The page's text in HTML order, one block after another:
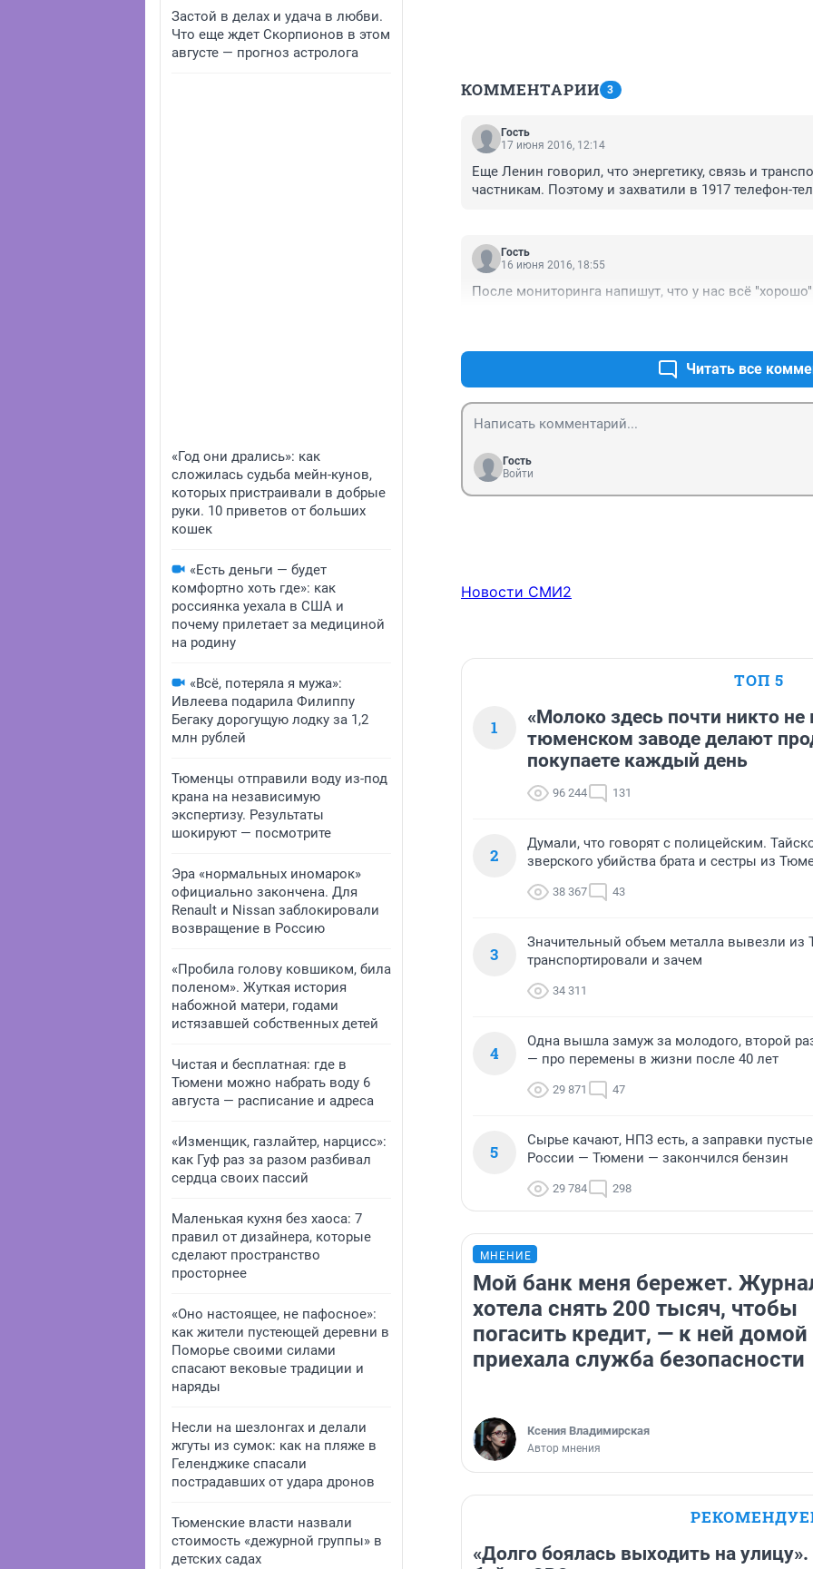
Застой в делах и удача в любви.
Что еще ждет Скорпионов в этом
августе — прогноз астролога
«Год они дрались»: как
сложилась судьба мейн-кунов,
которых пристраивали в добрые
руки. 10 приветов от больших
кошек
«Есть деньги — будет
комфортно хоть где»: как
россиянка уехала в США и
почему прилетает за медициной
на родину
«Всё, потеряла я мужа»:
Ивлеева подарила Филиппу
Бегаку дорогущую лодку за 1,2
млн рублей
Тюменцы отправили воду из-под
крана на независимую
экспертизу. Результаты
шокируют — посмотрите
Эра «нормальных иномарок»
официально закончена. Для
Renault и Nissan заблокировали
возвращение в Россию
«Пробила голову ковшиком, била
поленом». Жуткая история
набожной матери, годами
истязавшей собственных детей
Чистая и бесплатная: где в
Тюмени можно набрать воду 6
августа — расписание и адреса
«Изменщик, газлайтер, нарцисс»:
как Гуф раз за разом разбивал
сердца своих пассий
Маленькая кухня без хаоса: 7
правил от дизайнера, которые
сделают пространство
просторнее
«Оно настоящее, не пафосное»:
как жители пустеющей деревни в
Поморье своими силами
спасают вековые традиции и
наряды
Несли на шезлонгах и делали
жгуты из сумок: как на пляже в
Геленджике спасали
пострадавших от удара дронов
Тюменские власти назвали
стоимость «дежурной группы» в
детских садах
КОММЕНТАРИИ 3
Гость
17 июня 2016, 12:14
Еще Ленин говорил, что энергетику, связь и
частникам. Поэтому и захватили в 1917 телефон-
Гость
16 июня 2016, 18:55
После мониторинга напишут, что у нас всё
Читать все
Гость
Войти
Новости СМИ2
ТОП 5
1
«Молоко здесь почти никто не
тюменском заводе делают
покупаете каждый день
96 244 131
2
Думали, что говорят с полицейским.
зверского убийства брата и сестры из
38 367 43
3
Значительный объем металла вывезли из
транспортировали и зачем
34 311
4
Одна вышла замуж за молодого, второй
— про перемены в жизни после 40 лет
29 871 47
5
Сырье качают, НПЗ есть, а заправки
России — Тюмени — закончился бензин
29 784 298
МНЕНИЕ
Мой банк меня бережет.
хотела снять 200 тысяч, чтобы
погасить кредит, — к ней домой
приехала служба безопасности
Ксения Владимирская
Автор мнения
«Долго боялась выходить на